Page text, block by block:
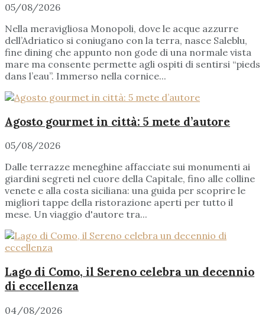
05/08/2026
Nella meravigliosa Monopoli, dove le acque azzurre
dell’Adriatico si coniugano con la terra, nasce Saleblu,
fine dining che appunto non gode di una normale vista
mare ma consente permette agli ospiti di sentirsi “pieds
dans l’eau”. Immerso nella cornice...
Agosto gourmet in città: 5 mete d’autore
05/08/2026
Dalle terrazze meneghine affacciate sui monumenti ai
giardini segreti nel cuore della Capitale, fino alle colline
venete e alla costa siciliana: una guida per scoprire le
migliori tappe della ristorazione aperti per tutto il
mese. Un viaggio d'autore tra...
Lago di Como, il Sereno celebra un decennio
di eccellenza
04/08/2026